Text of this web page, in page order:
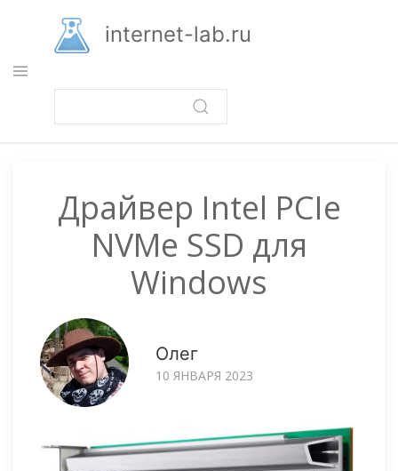
основному
содержанию
internet-lab.ru
Драйвер Intel PCIe
NVMe SSD для
Windows
Олег
10 ЯНВАРЯ 2023